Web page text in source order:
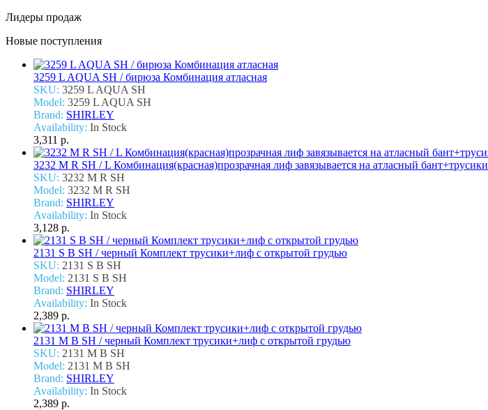
Лидеры продаж
Новые поступления
3259 L AQUA SH / бирюза Комбинация атласная
SKU: 3259 L AQUA SH
Model: 3259 L AQUA SH
Brand: SHIRLEY
Availability: In Stock
3,311 р.
3232 M R SH / L Комбинация(красная)прозрачная лиф завязывается на атласный бант+трусики
SKU: 3232 M R SH
Model: 3232 M R SH
Brand: SHIRLEY
Availability: In Stock
3,128 р.
2131 S B SH / черный Комплект трусики+лиф с открытой грудью
SKU: 2131 S B SH
Model: 2131 S B SH
Brand: SHIRLEY
Availability: In Stock
2,389 р.
2131 M B SH / черный Комплект трусики+лиф с открытой грудью
SKU: 2131 M B SH
Model: 2131 M B SH
Brand: SHIRLEY
Availability: In Stock
2,389 р.